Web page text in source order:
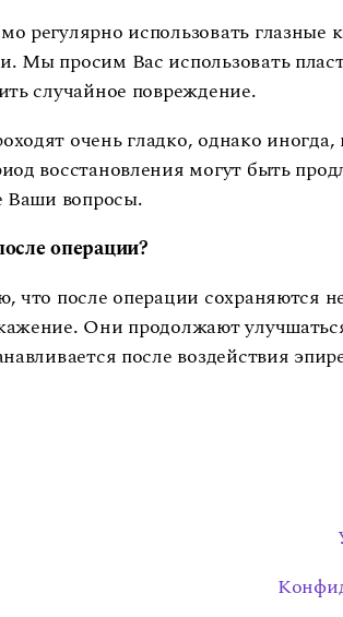
регулярно использовать
Мы просим Вас использовать
случайное повреждение.
очень гладко, однако
восстановления могут быть
Ваши вопросы.
операции?
что после операции сохраняются
Они продолжают
после воздействия